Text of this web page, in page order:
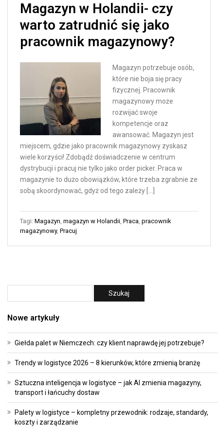
Magazyn w Holandii- czy
warto zatrudnić się jako
pracownik magazynowy?
Magazyn potrzebuje osób,
które nie boja się pracy
fizycznej. Pracownik
magazynowy może
rozwijać swoje
kompetencje oraz
awansować. Magazyn jest
miejscem, gdzie jako pracownik magazynowy zyskasz
wiele korzyści! Zdobądź doświadczenie w centrum
dystrybucji i pracuj nie tylko jako order picker. Praca w
magazynie to dużo obowiązków, które trzeba zgrabnie ze
sobą skoordynować, gdyż od tego zależy […]
Tagi: Magazyn, magazyn w Holandii, Praca, pracownik
magazynowy, Pracuj
Nowe artykuły
Giełda palet w Niemczech: czy klient naprawdę jej potrzebuje?
Trendy w logistyce 2026 – 8 kierunków, które zmienią branżę
Sztuczna inteligencja w logistyce – jak AI zmienia magazyny,
transport i łańcuchy dostaw
Palety w logistyce – kompletny przewodnik: rodzaje, standardy,
koszty i zarządzanie